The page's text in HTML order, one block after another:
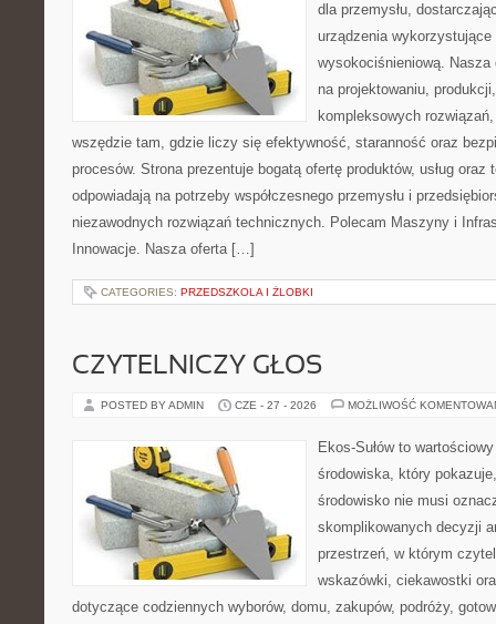
dla przemysłu,
urządzenia wykorzystujące
wysokociśnieniową. Nasza
na projektowaniu,
kompleksowych
wszędzie tam, gdzie liczy się efektywność, staranność oraz
procesów. Strona prezentuje bogatą ofertę produktów, usług oraz
odpowiadają na potrzeby współczesnego przemysłu i
niezawodnych rozwiązań technicznych. Polecam Maszyny i
Innowacje. Nasza oferta […]
CATEGORIES: PRZEDSZKOLA I ŻLOBKI
CZYTELNICZY GŁOS
POSTED BY ADMIN CZE - 27 - 2026 MOŻLIWOŚĆ
Ekos-Sułów to
środowiska, który
środowisko nie musi
skomplikowanych decyzji
przestrzeń, w którym
wskazówki, ciekawostki
dotyczące codziennych wyborów, domu, zakupów, podróży,